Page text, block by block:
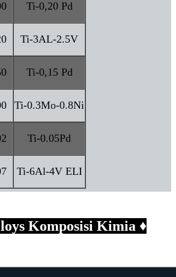
Ti-0,20 Pd
Ti-3AL-2.5V
Ti-0,15 Pd
Ti-0.3Mo-0.8Ni
Ti-0.05Pd
Ti-6Al-4V ELI
Komposisi Kimia ♦